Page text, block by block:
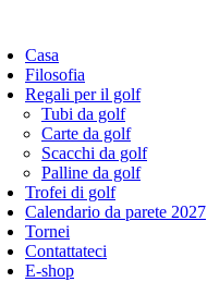
contenuto
Casa
Filosofia
Regali per il golf
Tubi da golf
Carte da golf
Scacchi da golf
Palline da golf
Trofei di golf
Calendario da parete 2027
Tornei
Contattateci
E-shop